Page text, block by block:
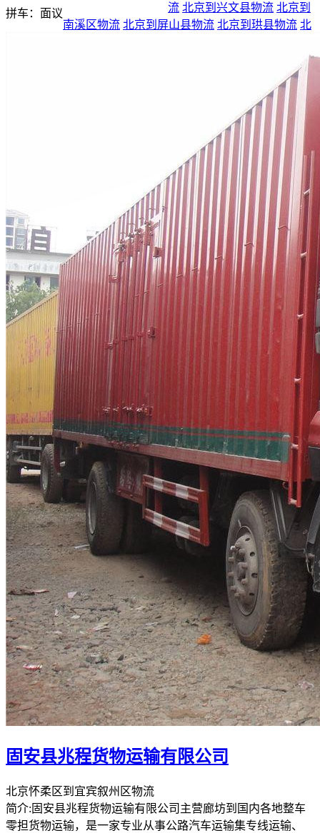
拼车： 面议
固安县兆程货物运输有限公司
北京怀柔区到宜宾叙州区物流
简介:固安县兆程货物运输有限公司主营廊坊到国内各地整车
零担货物运输，是一家专业从事公路汽车运输集专线运输、
流 北京到兴文县物流 北京到
南溪区物流 北京到屏山县物流 北京到珙县物流 北